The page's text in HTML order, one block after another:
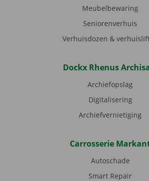
Meubelbewaring
Seniorenverhuis
Verhuisdozen &
Dockx Rhenus
Archiefopslag
Digitalisering
Archiefvernietiging
Carrosserie
Autoschade
Smart Repair